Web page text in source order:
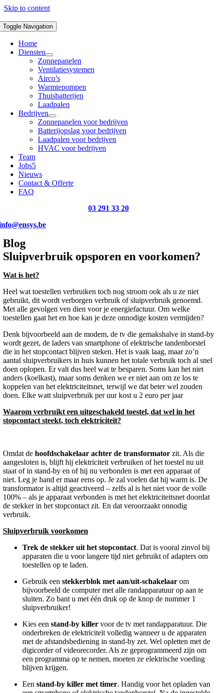
Skip to content
Toggle Navigation
Home
Diensten
Zonnepanelen
Ventilatiesystemen
Airco’s
Warmtepompen
Thuisbatterijen
Laadpalen
Bedrijven
Zonnepanelen voor bedrijven
Batterijopslag voor bedrijven
Laadpalen voor bedrijven
HVAC voor bedrijven
Team
Jobs5
Nieuws
Contact & Offerte
FAQ
03 291 33 20
Blog
Sluipverbruik opsporen en voorkomen?
Wat is het?
Heel wat toestellen verbruiken toch nog stroom ook als u ze niet
gebruikt, dit wordt verborgen verbruik of sluipverbruik genoemd.
Met alle gevolgen ven dien voor je energiefactuur. Om welke
toestellen gaat het en hoe kan je deze onnodige kosten vermijden?
Denk bijvoorbeeld aan de modem, de tv die gemakshalve in stand-by
wordt gezet, de laders van smartphone of elektrische tandenborstel
die in het stopcontact blijven steken. Het is vaak laag, maar zo’n
aantal sluipverbruikers in huis kunnen het totale verbruik toch al snel
doen oplopen. Er valt dus heel wat te besparen. Soms kan het niet
anders (koelkast), maar soms denken we er niet aan om ze los te
koppelen van het elektriciteitsnet, terwijl we dat beter wel zouden
doen. Elke watt sluipverbruik per uur kost u 2 euro per jaar
Waarom verbruikt een uitgeschakeld toestel, dat wel in het
stopcontact steekt, toch elektriciteit?
Omdat de hoofdschakelaar achter de transformator zit. Als die
aangesloten is, blijft hij elektriciteit verbruiken of het toestel nu uit
staat of in stand-by en of hij nu verbonden is met een apparaat of
niet. Leg je hand er maar eens op. Je zal voelen dat hij warm is. De
transformator is altijd geactiveerd – zelfs al is het niet voor de volle
100% – als je apparaat verbonden is met het elektriciteitsnet doordat
de stekker in het stopcontact zit. En dat veroorzaakt onnodig
verbruik.
Sluipverbruik voorkomen
Trek de stekker uit het stopcontact. Dat is vooral zinvol bij
apparaten die u voor langere tijd niet gebruikt of adapters om
toestellen op te laden.
Gebruik een stekkerblok met aan/uit-schakelaar om
bijvoorbeeld de computer met alle randapparatuur op aan te
sluiten. Zo bant u met één druk op de knop de nummer 1
sluipverbruiker!
Kies een stand-by killer voor de tv met randapparatuur. Die
onderbreken de elektriciteit volledig wanneer u de apparaten
met de afstandsbediening in stand-by zet. Wel opletten met de
digicorder of videorecorder. Als ze geprogrammeerd zijn om
een programma op te nemen, moeten ze elektrische voeding
blijven krijgen.
Een stand-by killer met timer. Handig voor het opladen van